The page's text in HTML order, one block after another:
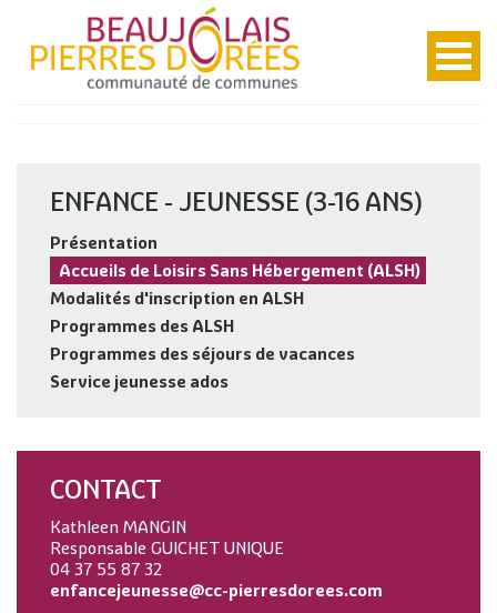
ENFANCE - JEUNESSE (3-16 ANS)
Présentation
Accueils de Loisirs Sans Hébergement (ALSH)
Modalités d'inscription en ALSH
Programmes des ALSH
Programmes des séjours de vacances
Service jeunesse ados
CONTACT
Kathleen MANGIN
Responsable GUICHET UNIQUE
04 37 55 87 32
enfancejeunesse@cc-pierresdorees.com